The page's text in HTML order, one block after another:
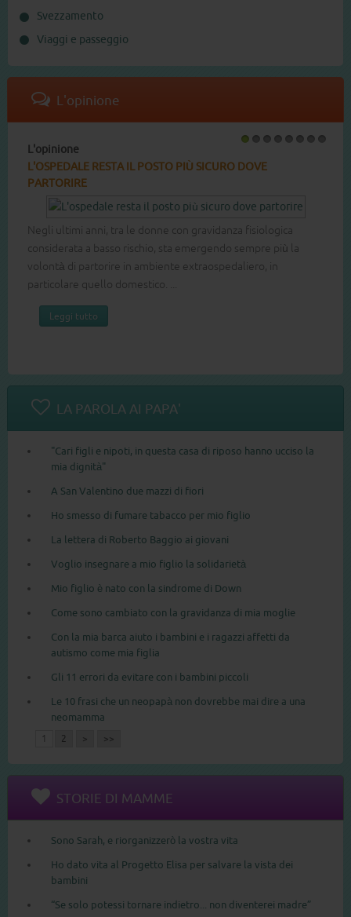
Svezzamento
Viaggi e passeggio
L'opinione
L'opinione
L'OSPEDALE RESTA IL POSTO PIÙ SICURO DOVE
PARTORIRE
Negli ultimi anni, tra le donne con gravidanza fisiologica
considerata a basso rischio, sta emergendo sempre più la
volontà di partorire in ambiente extraospedaliero, in
particolare quello domestico. ...
Leggi tutto
LA PAROLA AI PAPA'
"Cari figli e nipoti, in questa casa di riposo hanno ucciso la
mia dignità"
A San Valentino due mazzi di fiori
Ho smesso di fumare tabacco per mio figlio
La lettera di Roberto Baggio ai giovani
Voglio insegnare a mio figlio la solidarietà
Mio figlio è nato con la sindrome di Down
Come sono cambiato con la gravidanza di mia moglie
Con la mia barca aiuto i bambini e i ragazzi affetti da
autismo come mia figlia
Gli 11 errori da evitare con i bambini piccoli
Le 10 frasi che un neopapà non dovrebbe mai dire a una
neomamma
1 2 > >>
STORIE DI MAMME
Sono Sarah, e riorganizzerò la vostra vita
Ho dato vita al Progetto Elisa per salvare la vista dei
bambini
“Se solo potessi tornare indietro... non diventerei madre”